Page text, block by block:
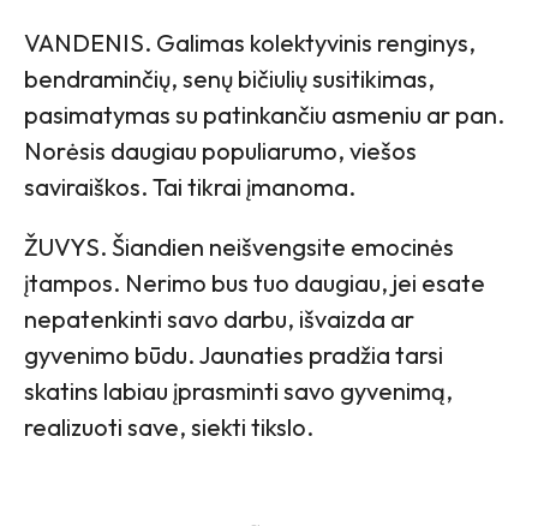
VANDENIS. Galimas kolektyvinis renginys,
bendraminčių, senų bičiulių susitikimas,
pasimatymas su patinkančiu asmeniu ar pan.
Norėsis daugiau populiarumo, viešos
saviraiškos. Tai tikrai įmanoma.
ŽUVYS. Šiandien neišvengsite emocinės
įtampos. Nerimo bus tuo daugiau, jei esate
nepatenkinti savo darbu, išvaizda ar
gyvenimo būdu. Jaunaties pradžia tarsi
skatins labiau įprasminti savo gyvenimą,
realizuoti save, siekti tikslo.